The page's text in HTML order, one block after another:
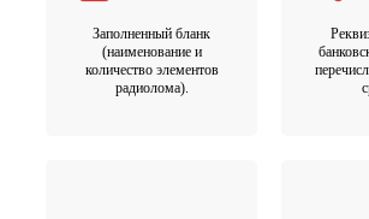
Заполненный бланк
(наименование и
количество элементов
радиолома).